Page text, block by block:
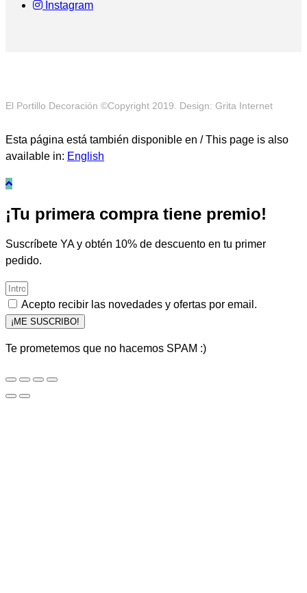
Instagram
El Portillo Decoración ©Copyright 2019. Design: Grita Internet
Esta página está también disponible en / This page is also
available in: English
¡Tu primera compra tiene premio!
Suscríbete YA y obtén 10% de descuento en tu primer
pedido.
Acepto recibir las novedades y ofertas por email.
¡ME SUSCRIBO!
Te prometemos que no hacemos SPAM :)